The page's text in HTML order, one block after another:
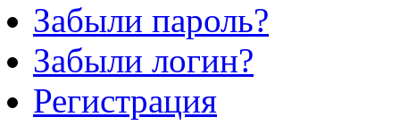
Забыли пароль?
Забыли логин?
Регистрация